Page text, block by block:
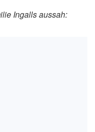
Ingalls aussah: